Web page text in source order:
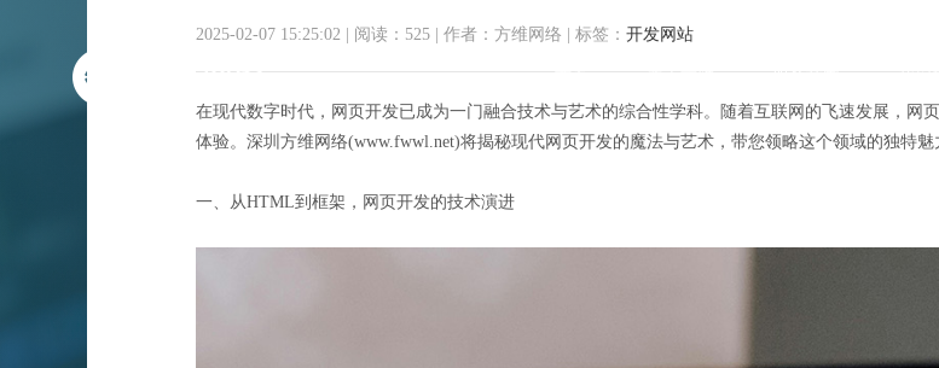
首页 关于方维 服务范围 我们
2025-02-07 15:25:02 阅读：525 作者：方维网络 标签： 开发网站
在现代数字时代，网页开发已成为一门融合技术与艺术的综合性学科。随着互联网的飞速发展，网
体验。深圳方维网络(www.fwwl.net)将揭秘现代网页开发的魔法与艺术，带您领略这个领域的独特魅
一、从HTML到框架，网页开发的技术演进